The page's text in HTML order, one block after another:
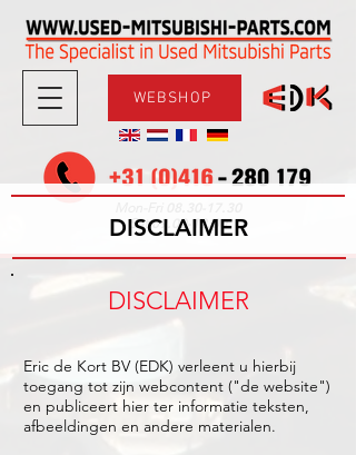
WEBSHOP
Sat09.00-12.00
DISCLAIMER
DISCLAIMER
Eric de Kort BV (EDK) verleent u hierbij
toegang tot zijn webcontent ("de website")
en publiceert hier ter informatie teksten,
afbeeldingen en andere materialen.